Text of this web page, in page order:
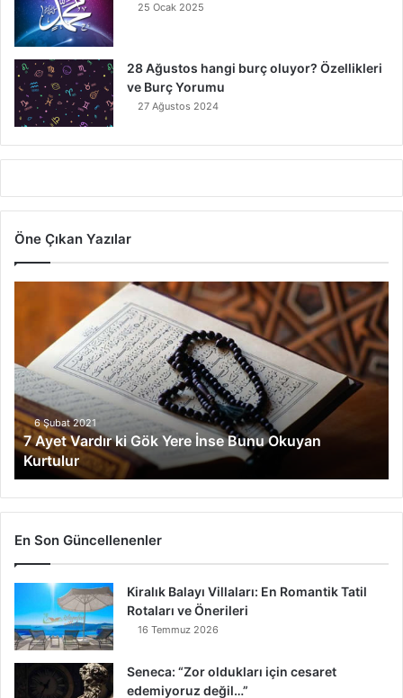
25 Ocak 2025
28 Ağustos hangi burç oluyor? Özellikleri
ve Burç Yorumu
27 Ağustos 2024
Öne Çıkan Yazılar
t
V
a
r
d
r
k
i
G
e
r
e
6 Şubat 2021
7 Ayet Vardır ki Gök Yere İnse Bunu Okuyan
Kurtulur
En Son Güncellenenler
Kiralık Balayı Villaları: En Romantik Tatil
Rotaları ve Önerileri
16 Temmuz 2026
Seneca: “Zor oldukları için cesaret
edemiyoruz değil…”